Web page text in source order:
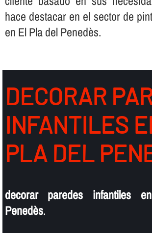
hace destacar en el sector de
en El Pla del Penedès.
DECORAR
INFANTILES
PLA DEL
decorar paredes infantiles
Penedès.